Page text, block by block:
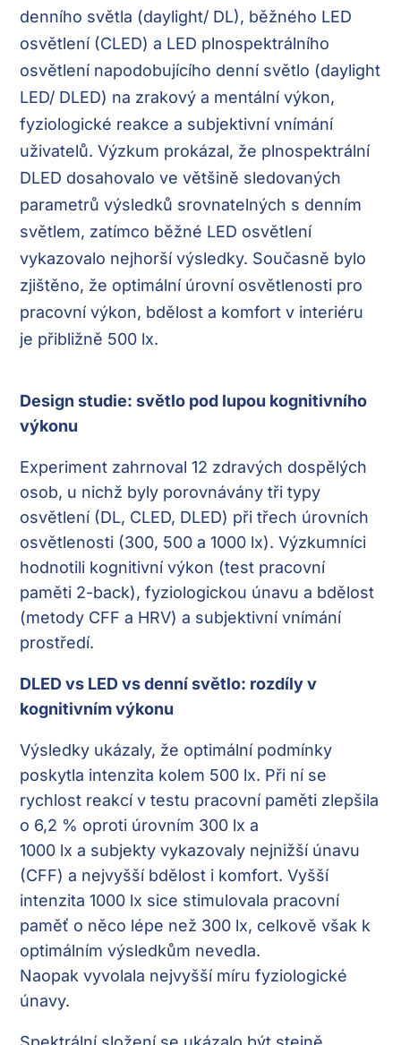
denního světla (daylight/ DL), běžného LED
osvětlení (CLED) a LED plnospektrálního
osvětlení napodobujícího denní světlo (daylight
LED/ DLED) na zrakový a mentální výkon,
fyziologické reakce a subjektivní vnímání
uživatelů. Výzkum prokázal, že plnospektrální
DLED dosahovalo ve většině sledovaných
parametrů výsledků srovnatelných s denním
světlem, zatímco běžné LED osvětlení
vykazovalo nejhorší výsledky. Současně bylo
zjištěno, že optimální úrovní osvětlenosti pro
pracovní výkon, bdělost a komfort v interiéru
je přibližně 500 lx.
Design studie: světlo pod lupou kognitivního
výkonu
Experiment zahrnoval 12 zdravých dospělých
osob, u nichž byly porovnávány tři typy
osvětlení (DL, CLED, DLED) při třech úrovních
osvětlenosti (300, 500 a 1000 lx). Výzkumníci
hodnotili kognitivní výkon (test pracovní
paměti 2-back), fyziologickou únavu a bdělost
(metody CFF a HRV) a subjektivní vnímání
prostředí.
DLED vs LED vs denní světlo: rozdíly v
kognitivním výkonu
Výsledky ukázaly, že optimální podmínky
poskytla intenzita kolem 500 lx. Při ní se
rychlost reakcí v testu pracovní paměti zlepšila
o 6,2 % oproti úrovním 300 lx a
1000 lx a subjekty vykazovaly nejnižší únavu
(CFF) a nejvyšší bdělost i komfort. Vyšší
intenzita 1000 lx sice stimulovala pracovní
paměť o něco lépe než 300 lx, celkově však k
optimálním výsledkům nevedla.
Naopak vyvolala nejvyšší míru fyziologické
únavy.